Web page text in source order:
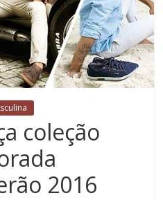
coleção
2016